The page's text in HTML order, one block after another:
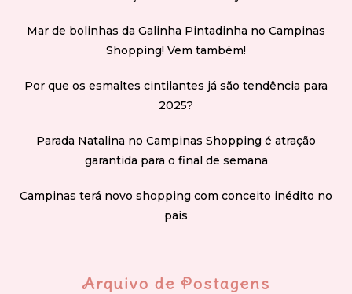
Mar de bolinhas da Galinha Pintadinha no Campinas
Shopping! Vem também!
Por que os esmaltes cintilantes já são tendência para
2025?
Parada Natalina no Campinas Shopping é atração
garantida para o final de semana
Campinas terá novo shopping com conceito inédito no
país
Arquivo de Postagens